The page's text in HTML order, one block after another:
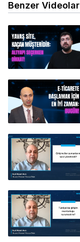
Benzer Videolar